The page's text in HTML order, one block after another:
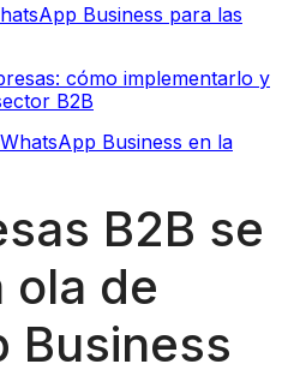
Business para las
cómo implementarlo y
B2B
Business en la
B2B se
ola de
Business